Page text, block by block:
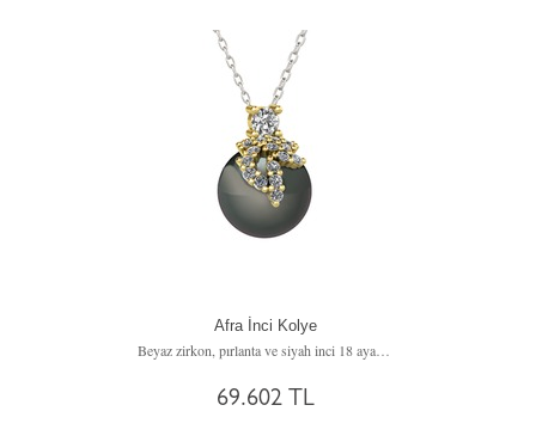
Afra İnci Kolye
Beyaz zirkon, pırlanta ve siyah inci 18 ayar altın kolye (0.176 karat, 40 cm beyaz altın rolo zincir)
69.602 TL